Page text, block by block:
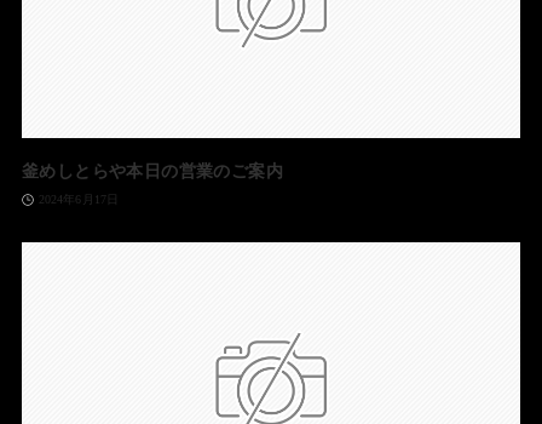
釜めしとらや本日の営業のご案内
2024年6月17日